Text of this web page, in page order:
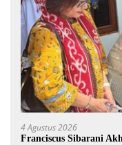
4 Agustus 2026
Franciscus Sibarani